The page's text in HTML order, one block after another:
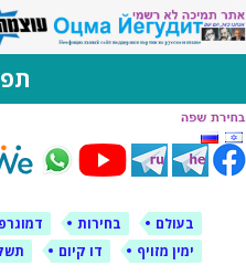
לימין
אתר תמיכה ברוסית ובעברית
דילוג
לתוכן
בעולם בחירות
ימין מזויף
דו קיום